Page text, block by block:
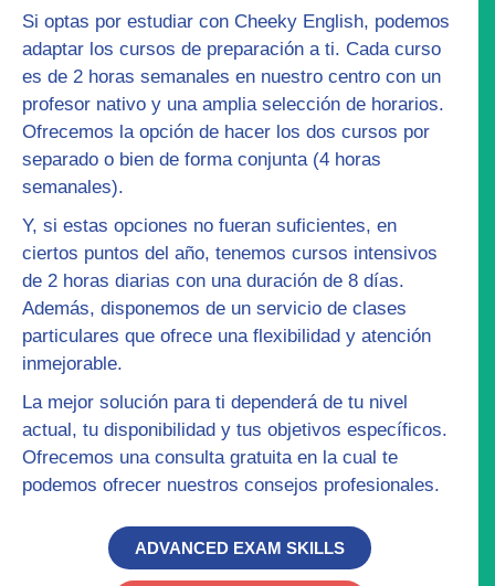
Si optas por estudiar con Cheeky English, podemos
adaptar los cursos de preparación a ti. Cada curso
es de 2 horas semanales en nuestro centro con un
profesor nativo y una amplia selección de horarios.
Ofrecemos la opción de hacer los dos cursos por
separado o bien de forma conjunta (4 horas
semanales).
Y, si estas opciones no fueran suficientes, en
ciertos puntos del año, tenemos cursos intensivos
de 2 horas diarias con una duración de 8 días.
Además, disponemos de un servicio de clases
particulares que ofrece una flexibilidad y atención
inmejorable.
La mejor solución para ti dependerá de tu nivel
actual, tu disponibilidad y tus objetivos específicos.
Ofrecemos una consulta gratuita en la cual te
podemos ofrecer nuestros consejos profesionales.
ADVANCED EXAM SKILLS